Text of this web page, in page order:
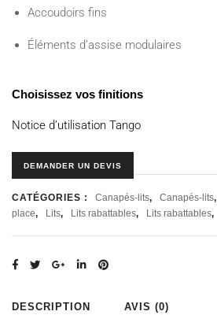
Accoudoirs fins
Éléments d’assise modulaires
Choisissez vos finitions
Notice d’utilisation Tango
DEMANDER UN DEVIS
CATÉGORIES : Canapés-lits, Canapés-lits,
place, Lits, Lits rabattables, Lits rabattables,
DESCRIPTION AVIS (0)